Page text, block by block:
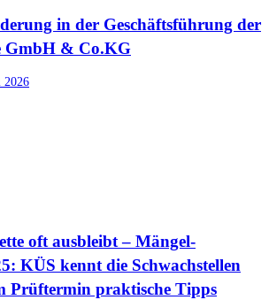
in der Geschäftsführung der
GmbH & Co.KG
2026
oft ausbleibt – Mängel-
KÜS kennt die Schwachstellen
Prüftermin praktische Tipps